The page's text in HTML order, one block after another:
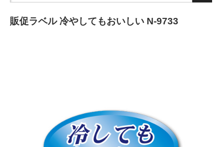
販促ラベル 冷やしてもおいしい N-9733